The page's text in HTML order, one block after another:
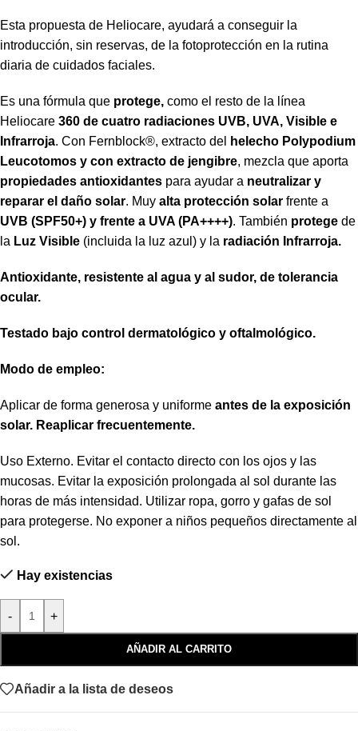
Esta propuesta de Heliocare, ayudará a conseguir la
introducción, sin reservas, de la fotoprotección en la rutina
diaria de cuidados faciales.
Es una fórmula que protege, como el resto de la línea
Heliocare 360 de cuatro radiaciones UVB, UVA, Visible e
Infrarroja. Con Fernblock®, extracto del
helecho Polypodium
Leucotomos y con extracto de jengibre, mezcla que aporta
propiedades antioxidantes para ayudar a neutralizar y
reparar el daño solar. Muy alta protección solar frente a
UVB (SPF50+) y frente a UVA (PA++++). También protege de
la Luz Visible (incluida la luz azul) y la radiación Infrarroja.
Antioxidante, resistente al agua y al sudor, de tolerancia
ocular.
Testado bajo control dermatológico y oftalmológico.
Modo de empleo:
Aplicar de forma generosa y uniforme antes de la exposición
solar. Reaplicar frecuentemente.
Uso Externo. Evitar el contacto directo con los ojos y las
mucosas. Evitar la exposición prolongada al sol durante las
horas de más intensidad. Utilizar ropa, gorro y gafas de sol
para protegerse. No exponer a niños pequeños directamente al
sol.
Hay existencias
- +
AÑADIR AL CARRITO
Añadir a la lista de deseos